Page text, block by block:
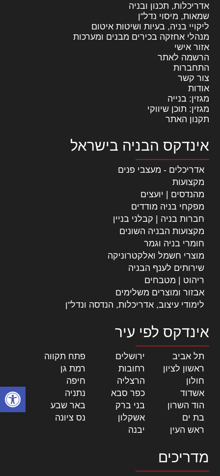
פתח
אדריכלות, תכנון ובניה
שמאות, מיסוי נדל"ן
ליקויי בניה, בעיות ושיטות איטום
מנהלי אחזקה בכירים מבנים ומערכות
אזור אישי
הרשמה לאתר
התחברות
צור קשר
אודות
מגזין: בנייה
מגזין: תוכן שיווקי
תקנון האתר
אינדקס הבניה בישראל
אדריכלים - מעצבי פנים
מקצועות
מהנדסים | יועצים
מפקחי בניה מודדים
חברות בניה | קבלני בניין
מקצועות הבניה השונים
חומרי בניה וגמר
מוצרי חשמל ואלקטרוניקה
שירותים לענף הבניה
ריהוט | מטבחים
אבזור ומוצרים משלימים
לימודי עיצוב, אדריכלות, הנדסה ונדל"ן
אינדקס לפי עיר
תל אביב ירושלים פתח תקווה
ראשון לציון
רחובות רמת גן
חולון
הרצליה חיפה
אשדוד
כפר סבא נתניה
הוד השרון
בני ברק באר שבע
בת ים
אשקלון נס ציונה
ראש העין
יבנה
מדריכים